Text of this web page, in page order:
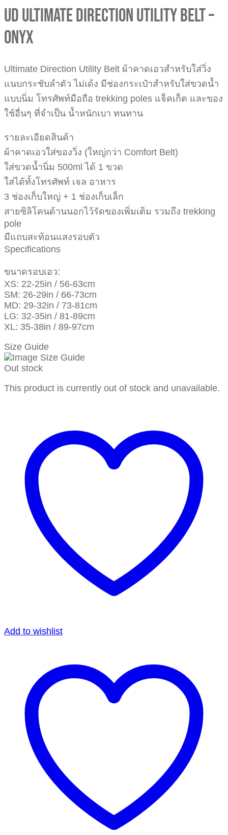
UD ULTIMATE DIRECTION UTILITY BELT –
ONYX
Ultimate Direction Utility Belt ผ้าคาดเอวสำหรับใส่วิ่ง
แนบกระชับลำตัว ไม่เด้ง มีช่องกระเป๋าสำหรับใส่ขวดน้ำ
แบบนิ่ม โทรศัพท์มือถือ trekking poles แจ็คเก็ต และของ
ใช้อื่นๆ ที่จำเป็น น้ำหนักเบา ทนทาน
รายละเอียดสินค้า
ผ้าคาดเอวใส่ของวิ่ง (ใหญ่กว่า Comfort Belt)
ใส่ขวดน้ำนิ่ม 500ml ได้ 1 ขวด
ใส่ได้ทั้งโทรศัพท์ เจล อาหาร
3 ช่องเก็บใหญ่ + 1 ช่องเก็บเล็ก
สายซิลิโคนด้านนอกไว้รัดของเพิ่มเติม รวมถึง trekking
pole
มีแถบสะท้อนแสงรอบตัว
Specifications
ขนาดรอบเอว:
XS: 22-25in / 56-63cm
SM: 26-29in / 66-73cm
MD: 29-32in / 73-81cm
LG: 32-35in / 81-89cm
XL: 35-38in / 89-97cm
Size Guide
Out stock
This product is currently out of stock and unavailable.
Add to wishlist